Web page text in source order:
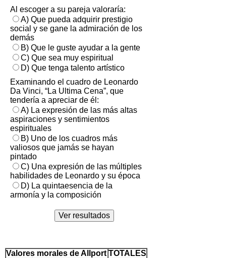
Al escoger a su pareja valoraría:
A) Que pueda adquirir prestigio
social y se gane la admiración de los
demás
B) Que le guste ayudar a la gente
C) Que sea muy espiritual
D) Que tenga talento artístico
Examinando el cuadro de Leonardo
Da Vinci, “La Ultima Cena”, que
tendería a apreciar de él:
A) La expresión de las más altas
aspiraciones y sentimientos
espirituales
B) Uno de los cuadros más
valiosos que jamás se hayan
pintado
C) Una expresión de las múltiples
habilidades de Leonardo y su época
D) La quintaesencia de la
armonía y la composición
Valores morales de Allport TOTALES